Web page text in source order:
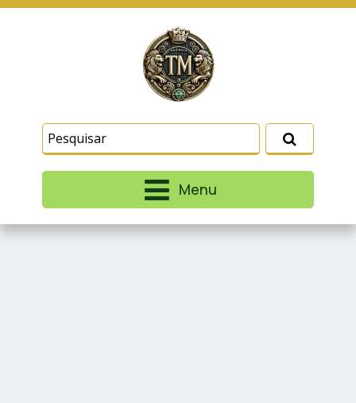
Menu
similares para lembrar e entender como você usa
nosso site, analisar seu uso de nossos produtos
e serviços, ajudar com nossos esforços de
marketing e fornecer conteúdo de terceiros. Leia
Termos e CondiçõesePolítica de